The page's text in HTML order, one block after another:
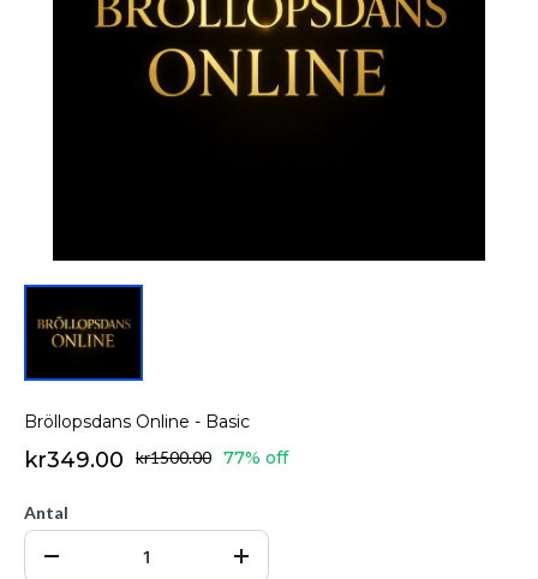
Bröllopsdans Online - Basic
kr349.00 kr1500.00 77% off
Antal